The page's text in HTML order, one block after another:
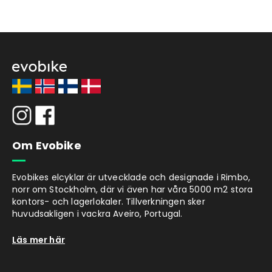
är integrerat i baknavet vilket ger hög
driftsäkerhet samt minimalt skötselbehov.
Du kan växla när som helst under cyklingen
förutom när du trampar mycket hårt.
Bromssystemet består av fotbroms för
bakhjulet och hydraulisk skivbroms för
sju växlar för dig som vill ha snabbare
växellägen för raksträckor och lättare
växellägen för de tyngsta backarna.
Räckvidd
Om Evobike
Evobikes elcyklar är utvecklade och designade i Rimbo,
norr om Stockholm, där vi även har våra 5000 m2 stora
kontors- och lagerlokaler. Tillverkningen sker
huvudsakligen i vackra Aveiro, Portugal.
Läs mer här